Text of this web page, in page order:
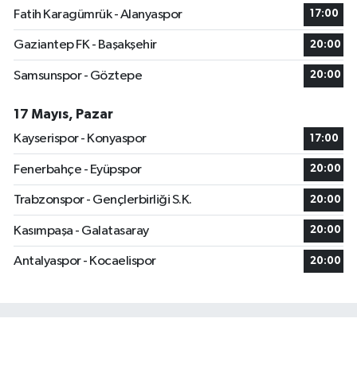
Fatih Karagümrük - Alanyaspor
17:00
Gaziantep FK - Başakşehir 20:00
Samsunspor - Göztepe 20:00
17 Mayıs, Pazar
Kayserispor - Konyaspor
17:00
Fenerbahçe - Eyüpspor 20:00
Trabzonspor - Gençlerbirliği S.K. 20:00
Kasımpaşa - Galatasaray 20:00
Antalyaspor - Kocaelispor 20:00